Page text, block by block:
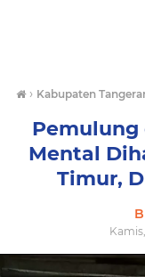
› Kabupaten
Pemulung
Mental
Timur,